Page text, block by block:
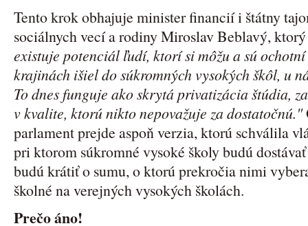
Tento krok obhajuje minister financií i štátny
sociálnych vecí a rodiny Miroslav Beblavý,
existuje potenciál ľudí, ktorí si môžu a sú
krajinách išiel do súkromných vysokých škôl, u
To dnes funguje ako skrytá privatizácia štúdia,
v kvalite, ktorú nikto nepovažuje za dostatočnú."
parlament prejde aspoň verzia, ktorú schválila
pri ktorom súkromné vysoké školy budú
budú krátiť o sumu, o ktorú prekročia nimi
školné na verejných vysokých školách.
Prečo áno!